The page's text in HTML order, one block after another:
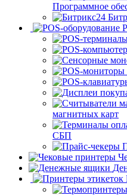
Программное
магнитных карт
СБП